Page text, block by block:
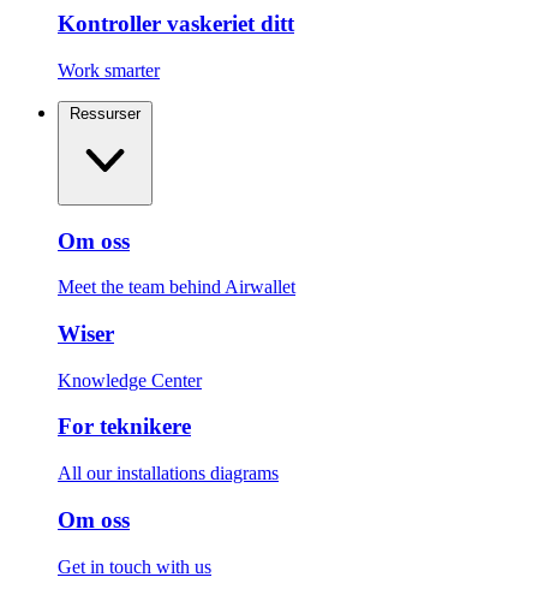
Kontroller vaskeriet ditt
Work smarter
Ressurser
Om oss
Meet the team behind Airwallet
Wiser
Knowledge Center
For teknikere
All our installations diagrams
Om oss
Get in touch with us